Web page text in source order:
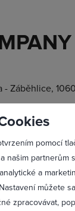
pomocí
našim partnerům
a
můžete
zpracovávat,
- Záběhlice,
709 434 - Ing.
jsem